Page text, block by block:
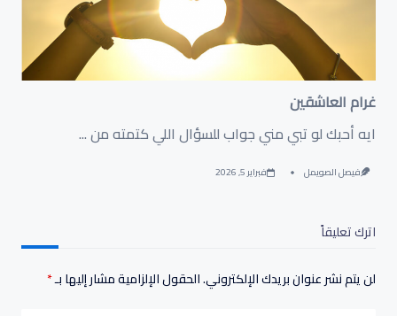
غرام العاشقين
‏ايه أحبك لو تبي مني جواب للسؤال اللي كتمته من...
فيصل الصويمل فبراير 5, 2026
اترك تعليقاً
لن يتم نشر عنوان بريدك الإلكتروني.الحقول الإلزامية مشار إليها بـ*